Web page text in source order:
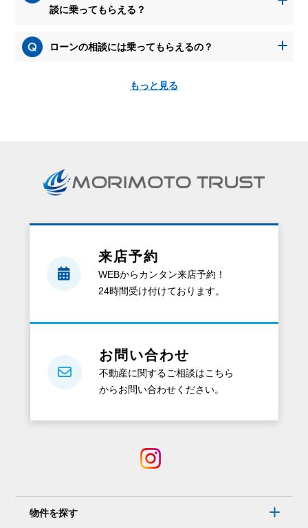
談に乗ってもらえる？
ローンの相談には乗ってもらえるの？
もっと見る
求
を
る
ん
料
ら
の？
は
来店予約
WEBからカンタン来店予約！
24時間受け付けております。
お問い合わせ
不動産に関するご相談はこちら
からお問い合わせください。
物件を探す